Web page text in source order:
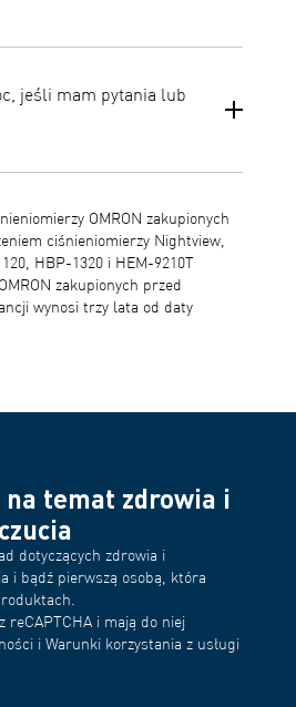
jeśli mam pytania lub
to najlepsze źródło informacji
i dodatkowych wskazówek.
OMRON zakupionych
ciśnieniomierzy Nightview,
HBP-1320 i HEM-9210T
zakupionych przed
wynosi trzy lata od daty
temat zdrowia i
dotyczących zdrowia i
i bądź pierwszą osobą, która
reCAPTCHA i mają do niej
i Warunki korzystania z usługi